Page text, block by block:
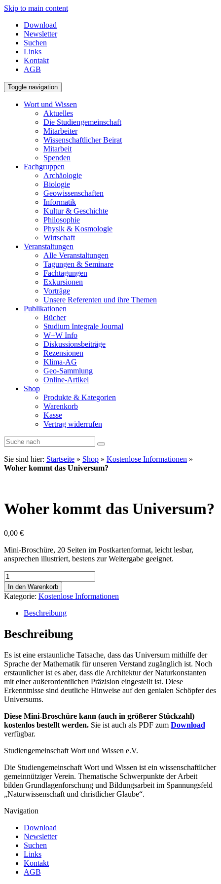
Skip to main content
Download
Newsletter
Suchen
Links
Kontakt
AGB
Toggle navigation
Wort und Wissen
Aktuelles
Die Studiengemeinschaft
Mitarbeiter
Wissenschaftlicher Beirat
Mitarbeit
Spenden
Fachgruppen
Archäologie
Biologie
Geowissenschaften
Informatik
Kultur & Geschichte
Philosophie
Physik & Kosmologie
Wirtschaft
Veranstaltungen
Alle Veranstaltungen
Tagungen & Seminare
Fachtagungen
Exkursionen
Vorträge
Unsere Referenten und ihre Themen
Publikationen
Bücher
Studium Integrale Journal
W+W Info
Diskussionsbeiträge
Rezensionen
Klima-AG
Geo-Sammlung
Online-Artikel
Shop
Produkte & Kategorien
Warenkorb
Kasse
Vertrag widerrufen
Sie sind hier: Startseite » Shop » Kostenlose Informationen »
Woher kommt das Universum?
Woher kommt das Universum?
0,00 €
Mini-Broschüre, 20 Seiten im Postkartenformat, leicht lesbar,
ansprechen illustriert, bestens zur Weitergabe geeignet.
Woher
kommt
das
Universum?
Menge
In den Warenkorb
Kategorie: Kostenlose Informationen
Beschreibung
Beschreibung
Es ist eine erstaunliche Tatsache, dass das Universum mithilfe der
Sprache der Mathematik für unseren Verstand zugänglich ist. Noch
erstaunlicher ist es aber, dass die Architektur der Naturkonstanten
mit einer außerordentlichen Präzision eingestellt ist. Diese
Erkenntnisse sind deutliche Hinweise auf den genialen Schöpfer des
Universums.
Diese Mini-Broschüre kann (auch in größerer Stückzahl)
kostenlos bestellt werden. Sie ist auch als PDF zum Download
verfügbar.
Studiengemeinschaft Wort und Wissen e.V.
Die Studiengemeinschaft Wort und Wissen ist ein wissenschaftlicher
gemeinnütziger Verein. Thematische Schwerpunkte der Arbeit
bilden Grundlagenforschung und Bildungsarbeit im Spannungsfeld
„Naturwissenschaft und christlicher Glaube“.
Navigation
Download
Newsletter
Suchen
Links
Kontakt
AGB